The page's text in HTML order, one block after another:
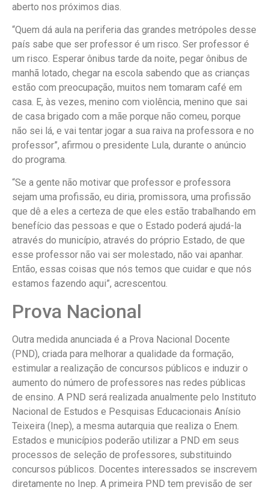
aberto nos próximos dias.
“Quem dá aula na periferia das grandes metrópoles desse
país sabe que ser professor é um risco. Ser professor é
um risco. Esperar ônibus tarde da noite, pegar ônibus de
manhã lotado, chegar na escola sabendo que as crianças
estão com preocupação, muitos nem tomaram café em
casa. E, às vezes, menino com violência, menino que sai
de casa brigado com a mãe porque não comeu, porque
não sei lá, e vai tentar jogar a sua raiva na professora e no
professor”, afirmou o presidente Lula, durante o anúncio
do programa.
“Se a gente não motivar que professor e professora
sejam uma profissão, eu diria, promissora, uma profissão
que dê a eles a certeza de que eles estão trabalhando em
benefício das pessoas e que o Estado poderá ajudá-la
através do município, através do próprio Estado, de que
esse professor não vai ser molestado, não vai apanhar.
Então, essas coisas que nós temos que cuidar e que nós
estamos fazendo aqui”, acrescentou.
Prova Nacional
Outra medida anunciada é a Prova Nacional Docente
(PND), criada para melhorar a qualidade da formação,
estimular a realização de concursos públicos e induzir o
aumento do número de professores nas redes públicas
de ensino. A PND será realizada anualmente pelo Instituto
Nacional de Estudos e Pesquisas Educacionais Anísio
Teixeira (Inep), a mesma autarquia que realiza o Enem.
Estados e municípios poderão utilizar a PND em seus
processos de seleção de professores, substituindo
concursos públicos. Docentes interessados se inscrevem
diretamente no Inep. A primeira PND tem previsão de ser